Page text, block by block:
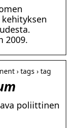
2009.
› tags › tag
poliittinen